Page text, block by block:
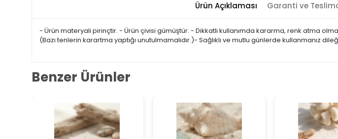
Ürün Açıklaması Garanti ve
- Ürün materyali pirinçtir. - Ürün çivisi gümüştür. - Dikkatli kullanımda kararma, renk atma
(Bazı tenlerin karartma yaptığı unutulmamalıdır.)- Sağlıklı ve mutlu günlerde kullanmanız
Benzer Ürünler